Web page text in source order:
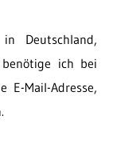
Deutschland,
ich bei
E-Mail-Adresse,